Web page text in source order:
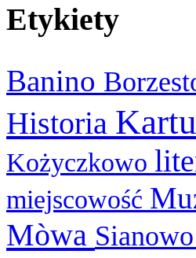
Etykiety
Banino
Historia
Kożyczkowo
miejscowość
Mòwa Sianowo